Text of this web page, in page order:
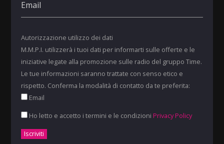
Autorizzazione utilizzo dei dati
M.M.P.I. utilizzerà i tuoi dati per informarti sulle offerte e le
iniziative legate alla promozione sulle radio del gruppo Time.
Le tue informazioni saranno trattate con senso etico e
rispetto. Conferma la modalità di contatto da te preferita:
Email
Ho letto e accetto i termini e le condizioni Privacy Policy